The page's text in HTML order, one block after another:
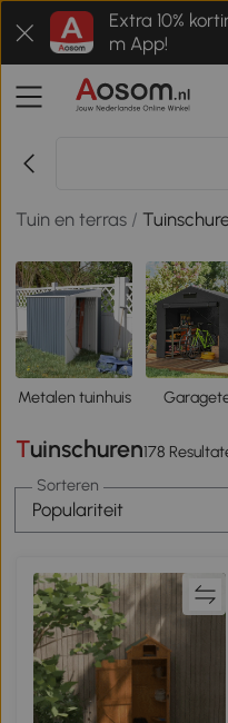
Extra 10%
m App!
Tuin en terras /
Metalen tuinhuis
Tuinschuren178
Sorteren
Populariteit